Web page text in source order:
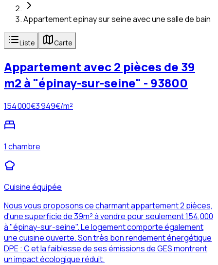
Appartement epinay sur seine avec une salle de bain
Liste Carte
Appartement avec 2 pièces de 39
m2 à "épinay-sur-seine" - 93800
154 000€3 949€/m²
1 chambre
Cuisine équipée
Nous vous proposons ce charmant appartement 2 pièces,
d'une superficie de 39m² à vendre pour seulement 154,000
à "épinay-sur-seine". Le logement comporte également
une cuisine ouverte. Son très bon rendement énergétique
DPE : C et la faiblesse de ses émissions de GES montrent
un impact écologique réduit.